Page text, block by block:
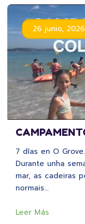
26 junio, 2026
7 días en O
Durante unha
mar, as cadeiras
normais…
Leer Más